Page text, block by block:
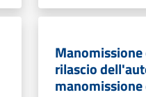
rilascio